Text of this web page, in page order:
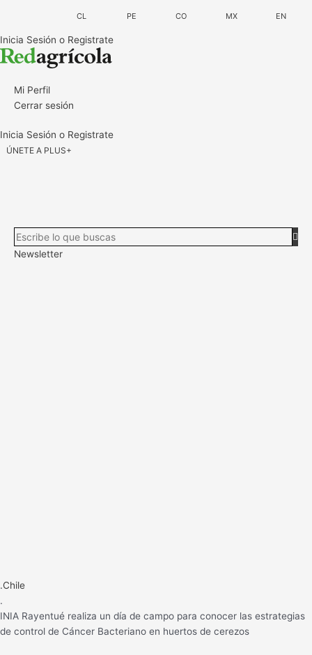
contenido
Inicia Sesión o Registrate
Mi Perfil
Cerrar sesión
Inicia Sesión o Registrate
ÚNETE A PLUS+
Newsletter
.Chile
.
INIA Rayentué realiza un día de campo para conocer las estrategias
de control de Cáncer Bacteriano en huertos de cerezos